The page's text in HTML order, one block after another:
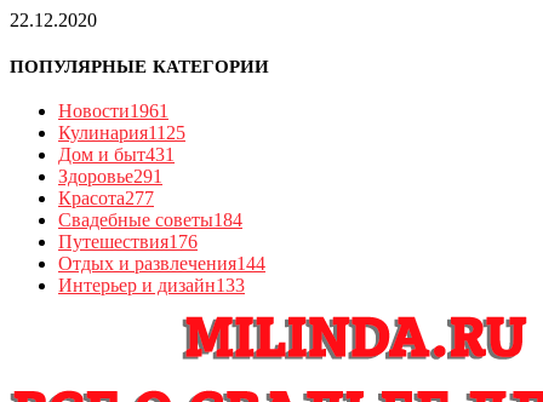
22.12.2020
ПОПУЛЯРНЫЕ КАТЕГОРИИ
Новости1961
Кулинария1125
Дом и быт431
Здоровье291
Красота277
Свадебные советы184
Путешествия176
Отдых и развлечения144
Интерьер и дизайн133